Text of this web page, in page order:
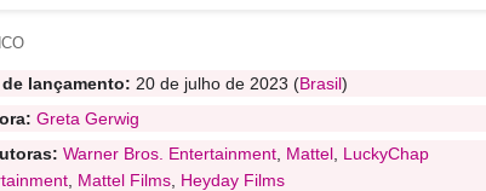
de lançamento: 20 de julho de 2023 (Brasil)
Greta Gerwig
Warner Bros. Entertainment Mattel LuckyChap
Mattel Films Heyday Films